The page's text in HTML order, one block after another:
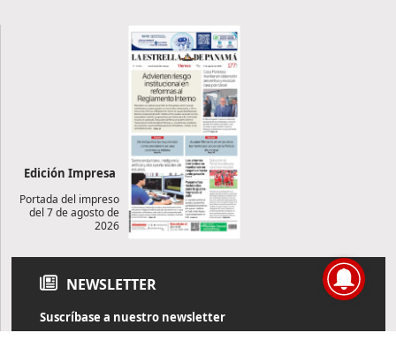
Edición Impresa
Portada del impreso
del 7 de agosto de
2026
NEWSLETTER
Suscríbase a nuestro newsletter
Reciba diariamente información de actualidad directamente en